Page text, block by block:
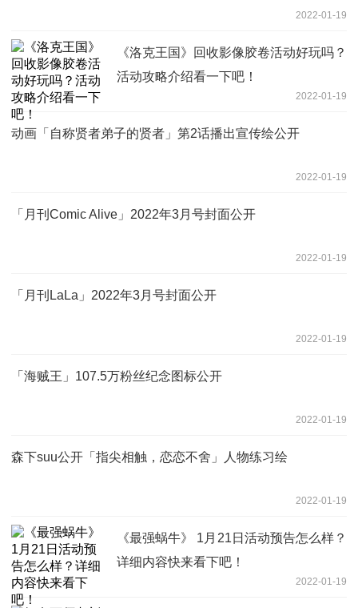
2022-01-19
《洛克王国》回收影像胶卷活动好玩吗？
活动攻略介绍看一下吧！
2022-01-19
动画「自称贤者弟子的贤者」第2话播出宣传绘公开
2022-01-19
「月刊Comic Alive」2022年3月号封面公开
2022-01-19
「月刊LaLa」2022年3月号封面公开
2022-01-19
「海贼王」107.5万粉丝纪念图标公开
2022-01-19
森下suu公开「指尖相触，恋恋不舍」人物练习绘
2022-01-19
《最强蜗牛》 1月21日活动预告怎么样？
详细内容快来看下吧！
2022-01-19